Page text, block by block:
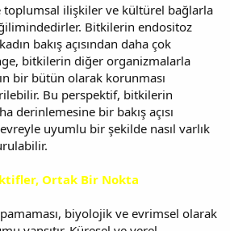
toplumsal ilişkiler ve kültürel bağlarla
Bitkilerin endositoz
bakış açısından daha çok
bitkilerin diğer organizmalarla
bir bütün olarak korunması
Bu perspektif, bitkilerin
derinlemesine bir bakış açısı
uyumlu bir şekilde nasıl varlık
Ortak Bir Nokta
biyolojik ve evrimsel olarak